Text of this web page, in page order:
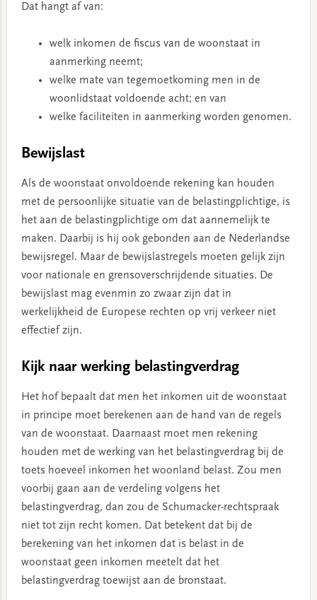
Dat hangt af van:
welk inkomen de fiscus van de woonstaat in
aanmerking neemt;
welke mate van tegemoetkoming men in de
woonlidstaat voldoende acht; en van
welke faciliteiten in aanmerking worden genomen.
Bewijslast
Als de woonstaat onvoldoende rekening kan houden
met de persoonlijke situatie van de belastingplichtige, is
het aan de belastingplichtige om dat aannemelijk te
maken. Daarbij is hij ook gebonden aan de Nederlandse
bewijsregel. Maar de bewijslastregels moeten gelijk zijn
voor nationale en grensoverschrijdende situaties. De
bewijslast mag evenmin zo zwaar zijn dat in
werkelijkheid de Europese rechten op vrij verkeer niet
effectief zijn.
Kijk naar werking belastingverdrag
Het hof bepaalt dat men het inkomen uit de woonstaat
in principe moet berekenen aan de hand van de regels
van de woonstaat. Daarnaast moet men rekening
houden met de werking van het belastingverdrag bij de
toets hoeveel inkomen het woonland belast. Zou men
voorbij gaan aan de verdeling volgens het
belastingverdrag, dan zou de Schumacker-rechtspraak
niet tot zijn recht komen. Dat betekent dat bij de
berekening van het inkomen dat is belast in de
woonstaat geen inkomen meetelt dat het
belastingverdrag toewijst aan de bronstaat.